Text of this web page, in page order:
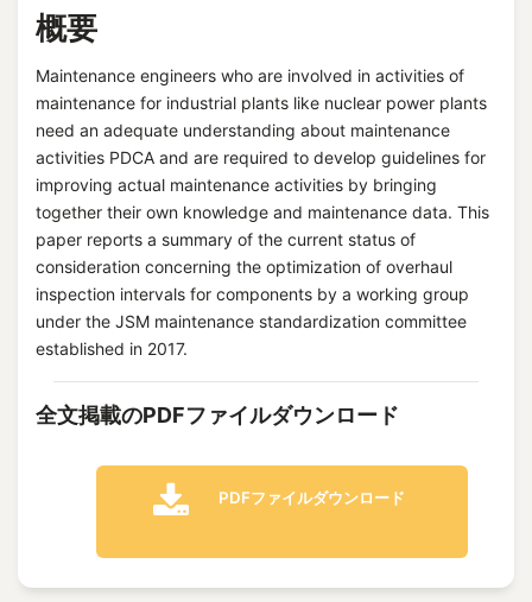
概要
Maintenance engineers who are involved in activities of
maintenance for industrial plants like nuclear power plants
need an adequate understanding about maintenance
activities PDCA and are required to develop guidelines for
improving actual maintenance activities by bringing
together their own knowledge and maintenance data. This
paper reports a summary of the current status of
consideration concerning the optimization of overhaul
inspection intervals for components by a working group
under the JSM maintenance standardization committee
established in 2017.
全文掲載のPDFファイルダウンロード
PDFファイルダウンロード